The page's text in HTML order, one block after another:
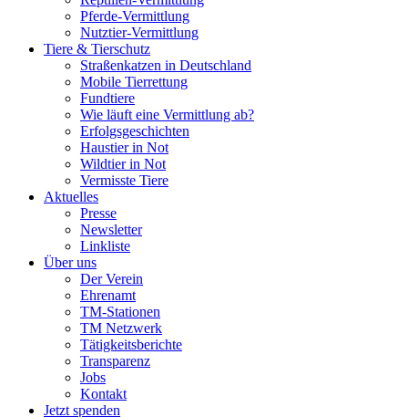
Pferde-Vermittlung
Nutztier-Vermittlung
Tiere & Tierschutz
Straßenkatzen in Deutschland
Mobile Tierrettung
Fundtiere
Wie läuft eine Vermittlung ab?
Erfolgsgeschichten
Haustier in Not
Wildtier in Not
Vermisste Tiere
Aktuelles
Presse
Newsletter
Linkliste
Über uns
Der Verein
Ehrenamt
TM-Stationen
TM Netzwerk
Tätigkeitsberichte
Transparenz
Jobs
Kontakt
Jetzt spenden